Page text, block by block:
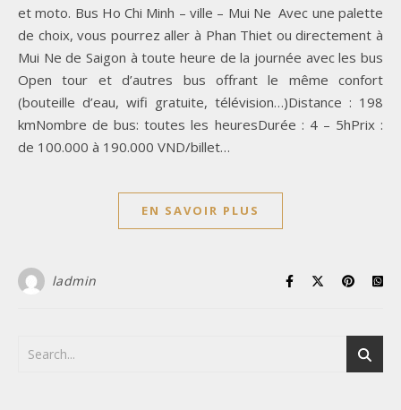
et moto. Bus Ho Chi Minh – ville – Mui Ne Avec une palette
de choix, vous pourrez aller à Phan Thiet ou directement à
Mui Ne de Saigon à toute heure de la journée avec les bus
Open tour et d’autres bus offrant le même confort
(bouteille d’eau, wifi gratuite, télévision…)Distance : 198
kmNombre de bus: toutes les heuresDurée : 4 – 5hPrix :
de 100.000 à 190.000 VND/billet…
EN SAVOIR PLUS
ladmin